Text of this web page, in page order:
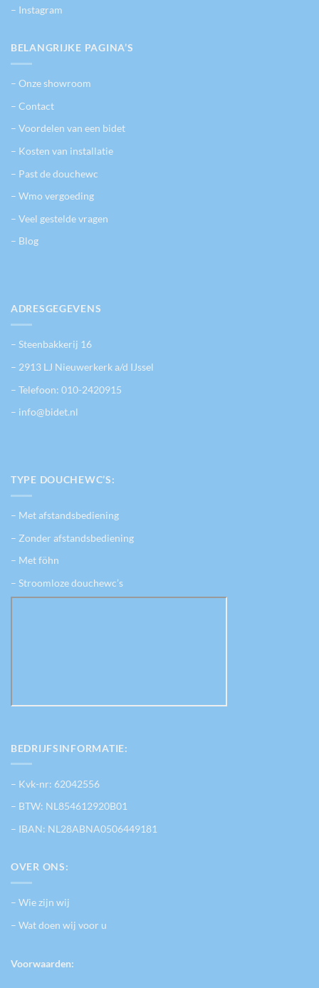
– Instagram
BELANGRIJKE PAGINA’S
– Onze showroom
– Contact
– Voordelen van een bidet
– Kosten van installatie
– Past de douchewc
– Wmo vergoeding
– Veel gestelde vragen
– Blog
ADRESGEGEVENS
– Steenbakkerij 16
– 2913 LJ Nieuwerkerk a/d IJssel
– Telefoon: 010-2420915
– info@bidet.nl
TYPE DOUCHEWC’S:
– Met afstandsbediening
– Zonder afstandsbediening
– Met föhn
– Stroomloze douchewc’s
BEDRIJFSINFORMATIE:
– Kvk-nr: 62042556
– BTW: NL854612920B01
– IBAN: NL28ABNA0506449181
OVER ONS:
– Wie zijn wij
– Wat doen wij voor u
Voorwaarden: